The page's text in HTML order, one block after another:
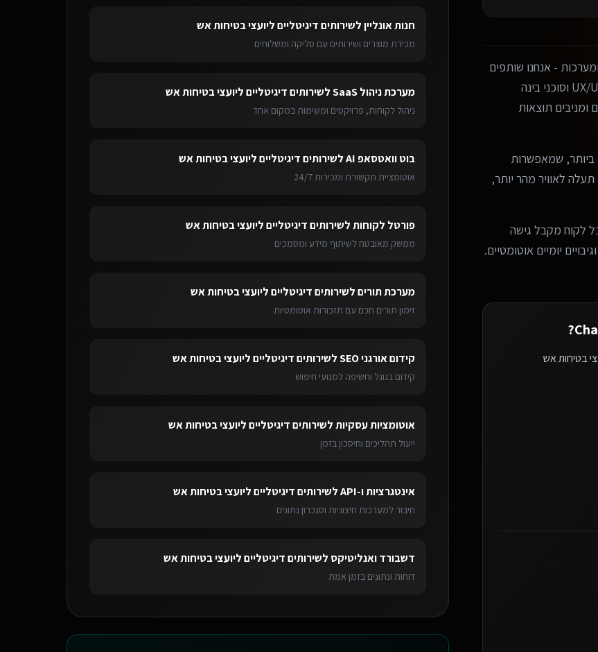
- אנחנו שותפים
עסקיים אמיתיים. הצוות שלנו כולל מפתחים מנוסים, מומחי UX/UI וסוכני בינה
ומניבים תוצאות
ביותר, שמאפשרות
תעלה לאוויר מהר יותר,
לקוח מקבל גישה
יומיים אוטומטיים.
?
בטיחות אש
חנות אונלייןלשירותים דיגיטליים ליועצי בטיחות אש
מכירת מוצרים ושירותים עם סליקה ומשלוחים
מערכת ניהול SaaS לשירותים דיגיטליים ליועצי בטיחות אש
ניהול לקוחות, פרויקטים ומשימות במקום אחד
בוט וואטסאפ AI לשירותים דיגיטליים ליועצי בטיחות אש
אוטומציית תקשורת ומכירות 24/7
פורטל לקוחותלשירותים דיגיטליים ליועצי בטיחות אש
ממשק מאובטח לשיתוף מידע ומסמכים
מערכת תוריםלשירותים דיגיטליים ליועצי בטיחות אש
זימון תורים חכם עם תזכורות אוטומטיות
קידום אורגני SEO לשירותים דיגיטליים ליועצי בטיחות אש
קידום בגוגל וחשיפה למנועי חיפוש
אוטומציות עסקיותלשירותים דיגיטליים ליועצי בטיחות אש
ייעול תהליכים וחיסכון בזמן
אינטגרציות ו-API לשירותים דיגיטליים ליועצי בטיחות אש
חיבור למערכות חיצוניות וסנכרון נתונים
דשבורד ואנליטיקס לשירותים דיגיטליים ליועצי בטיחות אש
דוחות ונתונים בזמן אמת